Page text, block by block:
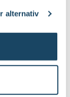
alternativ